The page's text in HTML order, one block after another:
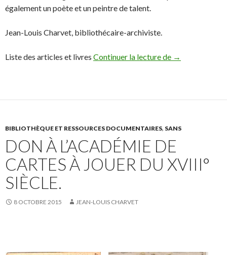
également un poète et un peintre de talent.
Jean-Louis Charvet, bibliothécaire-archiviste.
Liste des articles et livres Continuer la lecture de Dons
→
BIBLIOTHÈQUE ET RESSOURCES DOCUMENTAIRES, SANS
DON À L’ACADÉMIE DE
CARTES À JOUER DU XVIII°
SIÈCLE.
8 OCTOBRE 2015 JEAN-LOUIS CHARVET